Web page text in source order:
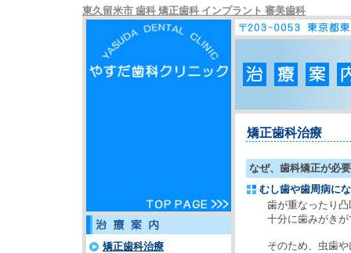
東久留米市 歯科 矯正歯科 インプラント 審美歯科
矯正歯科治療
矯正歯科治療
なぜ、歯科矯正が必
むし歯や歯周病に
歯が重なったり凸
十分に歯みがきが
そのため、虫歯や